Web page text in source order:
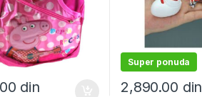
din
Super ponuda
2,890.00 din